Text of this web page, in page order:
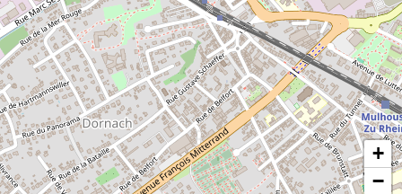
du mois, de 17h à 21h, au CONTEMPORARY
ART MUSEUM Dan GERBO de Mulhouse
pour célébrer le début d'une nouvelle
exposition temporaire dédiée à notre
Artiste du Mois. Profitez de cette nocturne
exclusive pour découvrir en avant-première
le talent de l'artiste mis à l'honneur, tout en
explorant notre remarquable collection
permanente.
+
−